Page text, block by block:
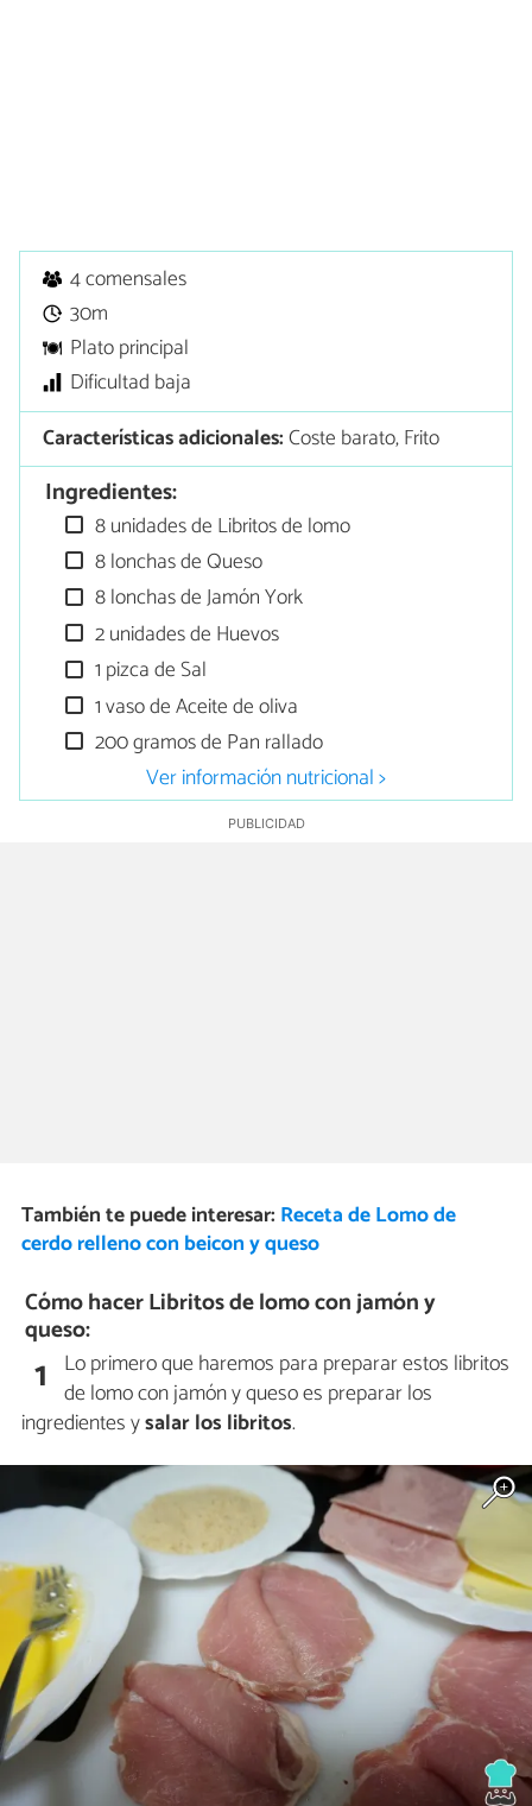
4 comensales
30m
Plato principal
Dificultad baja
Características adicionales:Coste barato, Frito
Ingredientes:
8 unidades de Libritos de lomo
8 lonchas de Queso
8 lonchas de Jamón York
2 unidades de Huevos
1 pizca de Sal
1 vaso de Aceite de oliva
200 gramos de Pan rallado
Ver información nutricional >
También te puede interesar: Receta de Lomo de
cerdo relleno con beicon y queso
Cómo hacer Libritos de lomo con jamón y
queso:
1 Lo primero que haremos para preparar estos libritos
de lomo con jamón y queso es preparar los
ingredientes ysalar los libritos.